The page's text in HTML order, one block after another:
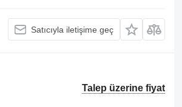
Satıcıyla iletişime geç
Talep üzerine fiyat